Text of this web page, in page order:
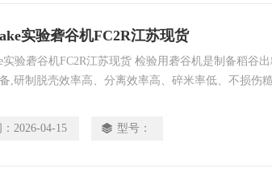
实验砻谷机FC2R江苏现货
实验砻谷机FC2R江苏现货 检验用砻谷机是制备稻谷
,研制脱壳效率高、分离效率高、碎米率低、不损伤糙
2026-04-15 型号：